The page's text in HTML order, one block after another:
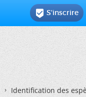
 S'inscrire
Identification des